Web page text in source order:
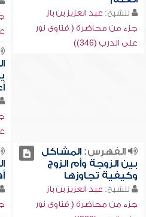
للشيخ: عبد العزيز بن باز
جزء من محاضرة ( فتاوى نور
على الدرب (346))
الفهرس:المشاكل
بين الزوجة وأم الزوج
وكيفية تجاوزها
للشيخ: عبد العزيز بن باز
جزء من محاضرة ( فتاوى نور